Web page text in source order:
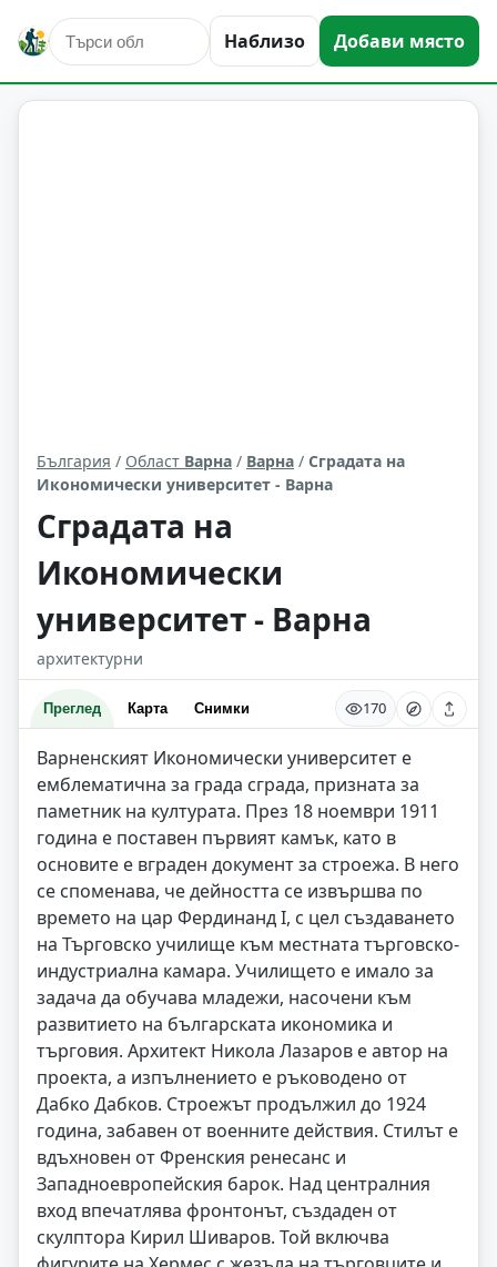
Наблизо Добави място
култура и изкуство Варна Област: Варна
България / Област Варна / Варна / Сградата на
Икономически университет - Варна
Сградата на
Икономически
университет - Варна
архитектурни
Преглед Карта Снимки 170
Варненският Икономически университет е
емблематична за града сграда, призната за
паметник на културата. През 18 ноември 1911
година е поставен първият камък, като в
основите е вграден документ за строежа. В него
се споменава, че дейността се извършва по
времето на цар Фердинанд I, с цел създаването
на Търговско училище към местната търговско-
индустриална камара. Училището е имало за
задача да обучава младежи, насочени към
развитието на българската икономика и
търговия. Архитект Никола Лазаров е автор на
проекта, а изпълнението е ръководено от
Дабко Дабков. Строежът продължил до 1924
година, забавен от военните действия. Стилът е
вдъхновен от Френския ренесанс и
Западноевропейския барок. Над централния
вход впечатлява фронтонът, създаден от
скулптора Кирил Шиваров. Той включва